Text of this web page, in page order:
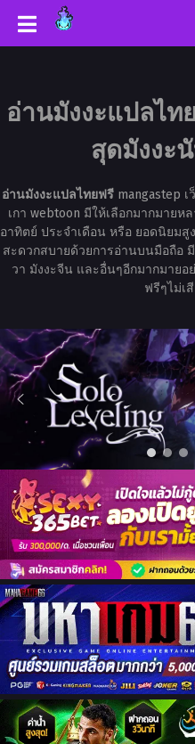
อ่านมังงะแปลไท
สุดมังงะ
อ่านมังงะแปลไทยฟรีmangastep เ
เกา webtoon มีให้เลือกมากมาย
อาทิตย์ ประจำเดือน หรือ ยอดนิยม
สะดวกสบายด้วยการอ่านบนมือถือ
วา มังงะจีน และอื่นๆอีกมากมายอ
ฟรีๆไม่เ